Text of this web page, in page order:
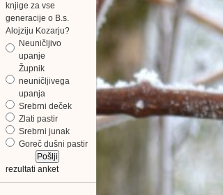
knjige za vse
generacije o B.s.
Alojziju Kozarju?
Neuničljivo
upanje
Župnik
neuničljivega
upanja
Srebrni deček
Zlati pastir
Srebrni junak
Goreč dušni pastir
rezultati anket